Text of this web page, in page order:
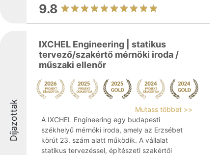
9.8
Díjazottak
IXCHEL Engineering | statikus
tervező/szakértő mérnöki iroda /
műszaki ellenőr
Mutass többet >>
A IXCHEL Engineering egy budapesti
székhelyű mérnöki iroda, amely az Erzsébet
körút 23. szám alatt működik. A vállalat
statikus tervezéssel, építészeti szakértői